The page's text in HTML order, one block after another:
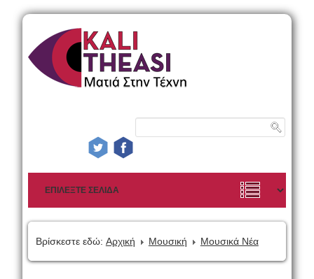
Βρίσκεστε εδώ: Αρχική Μουσική Μουσικά Νέα